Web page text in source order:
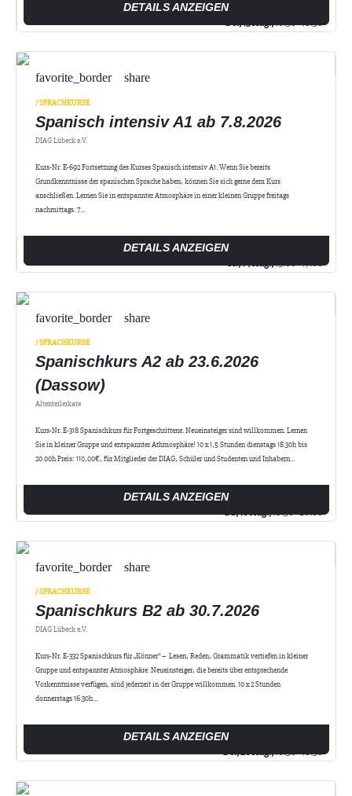
Do., 13 Aug.,16:30 - 18:30
DETAILS ANZEIGEN
favorite_border share
/ SPRACHKURSE
Spanisch intensiv A1 ab 7.8.2026
DIAG Lübeck e.V.
Kurs-Nr. E-692 Fortsetzung des Kurses Spanisch intensiv A1. Wenn Sie bereits
Grundkenntnisse der spanischen Sprache haben, können Sie sich gerne dem Kurs
anschließen. Lernen Sie in entspannter Atmosphäre in einer kleinen Gruppe freitags
nachmittags. 7…
Fr., 14 Aug.,15:00 - 17:00
DETAILS ANZEIGEN
favorite_border share
/ SPRACHKURSE
Spanischkurs A2 ab 23.6.2026
(Dassow)
Altenteilerkate
Kurs-Nr. E-318 Spanischkurs für Fortgeschrittene. Neueinsteiger sind willkommen. Lernen
Sie in kleiner Gruppe und entspannter Athmosphäre! 10 x 1,5 Stunden dienstags 18.30h bis
20.00h Preis: 110,00€, für Mitglieder der DIAG, Schüler und Studenten und Inhabern…
Di., 18 Aug.,18:30 - 20:00
DETAILS ANZEIGEN
favorite_border share
/ SPRACHKURSE
Spanischkurs B2 ab 30.7.2026
DIAG Lübeck e.V.
Kurs-Nr. E-332 Spanischkurs für „Könner“ – Lesen, Reden, Grammatik vertiefen in kleiner
Gruppe und entspannter Atmosphäre. Neueinsteiger, die bereits über entsprechende
Vorkenntnisse verfügen, sind jederzeit in der Gruppe willkommen. 10 x 2 Stunden
donnerstags 16.30h…
Do., 20 Aug.,16:30 - 18:30
DETAILS ANZEIGEN